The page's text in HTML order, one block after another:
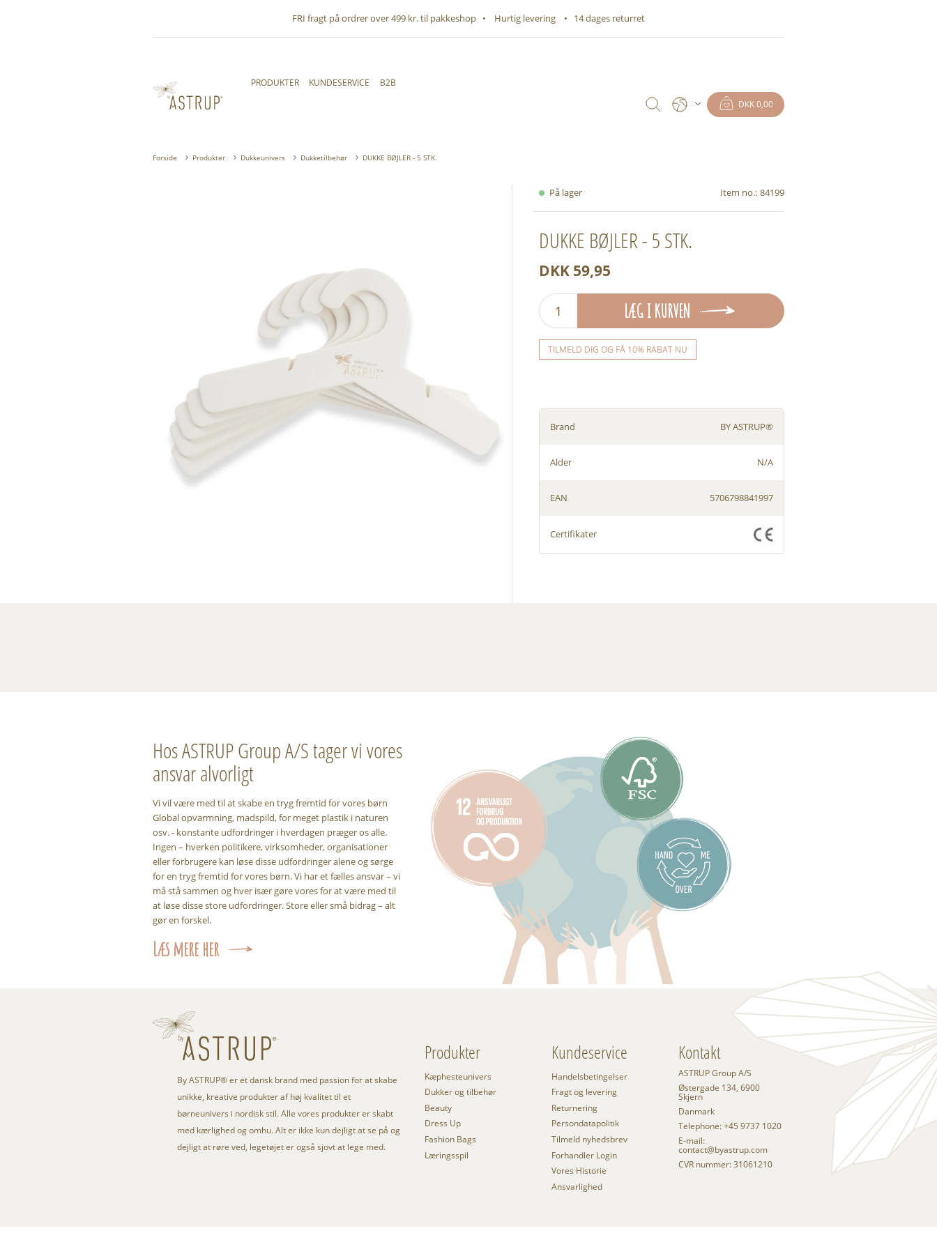
FRI fragt på ordrer over 499 kr. til pakkeshop • Hurtig levering • 14 dages returret
PRODUKTER KUNDESERVICE
B2B
DKK 0,00
Forside Produkter Dukkeunivers Dukketilbehør DUKKE BØJLER - 5 STK.
På lager Item no.: 84199
DUKKE BØJLER - 5 STK.
DKK 59,95
LÆG I KURVEN
TILMELD DIG OG FÅ 10% RABAT NU
Brand BY ASTRUP®
Alder N/A
EAN 5706798841997
Certifikater
Hos ASTRUP Group A/S tager vi vores
ansvar alvorligt
Vi vil være med til at skabe en tryg fremtid for vores børn
Global opvarmning, madspild, for meget plastik i naturen
osv. - konstante udfordringer i hverdagen præger os alle.
Ingen – hverken politikere, virksomheder, organisationer
eller forbrugere kan løse disse udfordringer alene og sørge
for en tryg fremtid for vores børn. Vi har et fælles ansvar – vi
må stå sammen og hver især gøre vores for at være med til
at løse disse store udfordringer. Store eller små bidrag – alt
gør en forskel.
Læs mere her
By ASTRUP® er et dansk brand med passion for at skabe
unikke, kreative produkter af høj kvalitet til et
børneunivers i nordisk stil. Alle vores produkter er skabt
med kærlighed og omhu. Alt er ikke kun dejligt at se på og
dejligt at røre ved, legetøjet er også sjovt at lege med.
Produkter
Kæphesteunivers
Dukker og tilbehør
Beauty
Dress Up
Fashion Bags
Læringsspil
Kundeservice
Handelsbetingelser
Fragt og levering
Returnering
Persondatapolitik
Tilmeld nyhedsbrev
Forhandler Login
Vores Historie
Ansvarlighed
Kontakt
ASTRUP Group A/S
Østergade 134, 6900
Skjern
Danmark
Telephone: +45 9737 1020
E-mail:
contact@byastrup.com
CVR nummer: 31061210